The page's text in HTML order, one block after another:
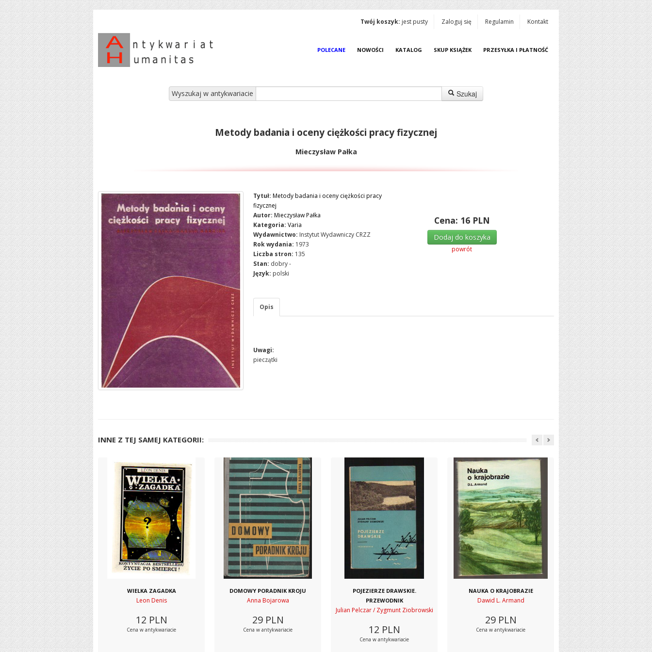
Twój koszyk: jest pusty Zaloguj się Regulamin Kontakt
POLECANE NOWOŚCI KATALOG SKUP KSIĄŻEK PRZESYŁKA I PŁATNOŚĆ
Wyszukaj w antykwariacie Szukaj
Metody badania i oceny ciężkości pracy fizycznej
Mieczysław Pałka
Tytuł: Metody badania i oceny ciężkości pracy
fizycznej
Autor: Mieczysław Pałka
Kategoria: Varia
Wydawnictwo: Instytut Wydawniczy CRZZ
Rok wydania: 1973
Liczba stron: 135
Stan: dobry -
Język: polski
Cena: 16 PLN
Dodaj do koszyka
powrót
Opis
Uwagi:
pieczątki
INNE Z TEJ SAMEJ KATEGORII:
WIELKA ZAGADKA
Leon Denis
12 PLN
Cena w antykwariacie
DOMOWY PORADNIK KROJU
Anna Bojarowa
29 PLN
Cena w antykwariacie
POJEZIERZE DRAWSKIE.
PRZEWODNIK
Julian Pelczar / Zygmunt Ziobrowski
12 PLN
Cena w antykwariacie
NAUKA O KRAJOBRAZIE
Dawid L. Armand
29 PLN
Cena w antykwariacie